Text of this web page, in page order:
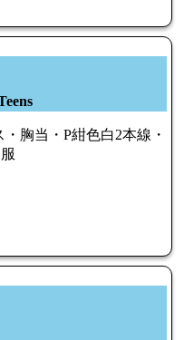
胸当・P紺色白2本線・